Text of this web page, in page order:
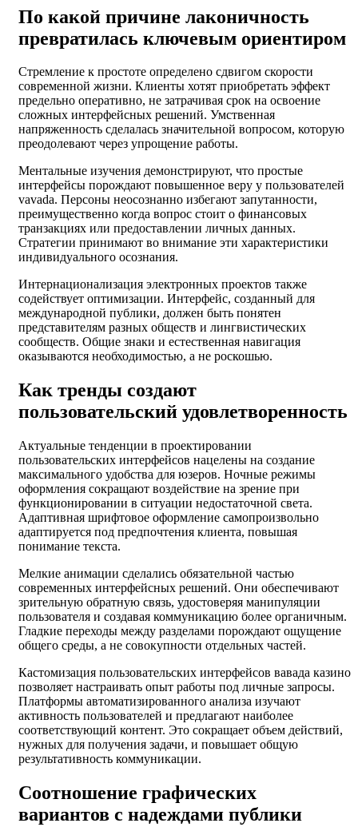
По какой причине лаконичность
превратилась ключевым ориентиром
Стремление к простоте определено сдвигом скорости
современной жизни. Клиенты хотят приобретать эффект
предельно оперативно, не затрачивая срок на освоение
сложных интерфейсных решений. Умственная
напряженность сделалась значительной вопросом, которую
преодолевают через упрощение работы.
Ментальные изучения демонстрируют, что простые
интерфейсы порождают повышенное веру у пользователей
vavada. Персоны неосознанно избегают запутанности,
преимущественно когда вопрос стоит о финансовых
транзакциях или предоставлении личных данных.
Стратегии принимают во внимание эти характеристики
индивидуального осознания.
Интернационализация электронных проектов также
содействует оптимизации. Интерфейс, созданный для
международной публики, должен быть понятен
представителям разных обществ и лингвистических
сообществ. Общие знаки и естественная навигация
оказываются необходимостью, а не роскошью.
Как тренды создают
пользовательский удовлетворенность
Актуальные тенденции в проектировании
пользовательских интерфейсов нацелены на создание
максимального удобства для юзеров. Ночные режимы
оформления сокращают воздействие на зрение при
функционировании в ситуации недостаточной света.
Адаптивная шрифтовое оформление самопроизвольно
адаптируется под предпочтения клиента, повышая
понимание текста.
Мелкие анимации сделались обязательной частью
современных интерфейсных решений. Они обеспечивают
зрительную обратную связь, удостоверяя манипуляции
пользователя и создавая коммуникацию более органичным.
Гладкие переходы между разделами порождают ощущение
общего среды, а не совокупности отдельных частей.
Кастомизация пользовательских интерфейсов вавада казино
позволяет настраивать опыт работы под личные запросы.
Платформы автоматизированного анализа изучают
активность пользователей и предлагают наиболее
соответствующий контент. Это сокращает объем действий,
нужных для получения задачи, и повышает общую
результативность коммуникации.
Соотношение графических
вариантов с надеждами публики